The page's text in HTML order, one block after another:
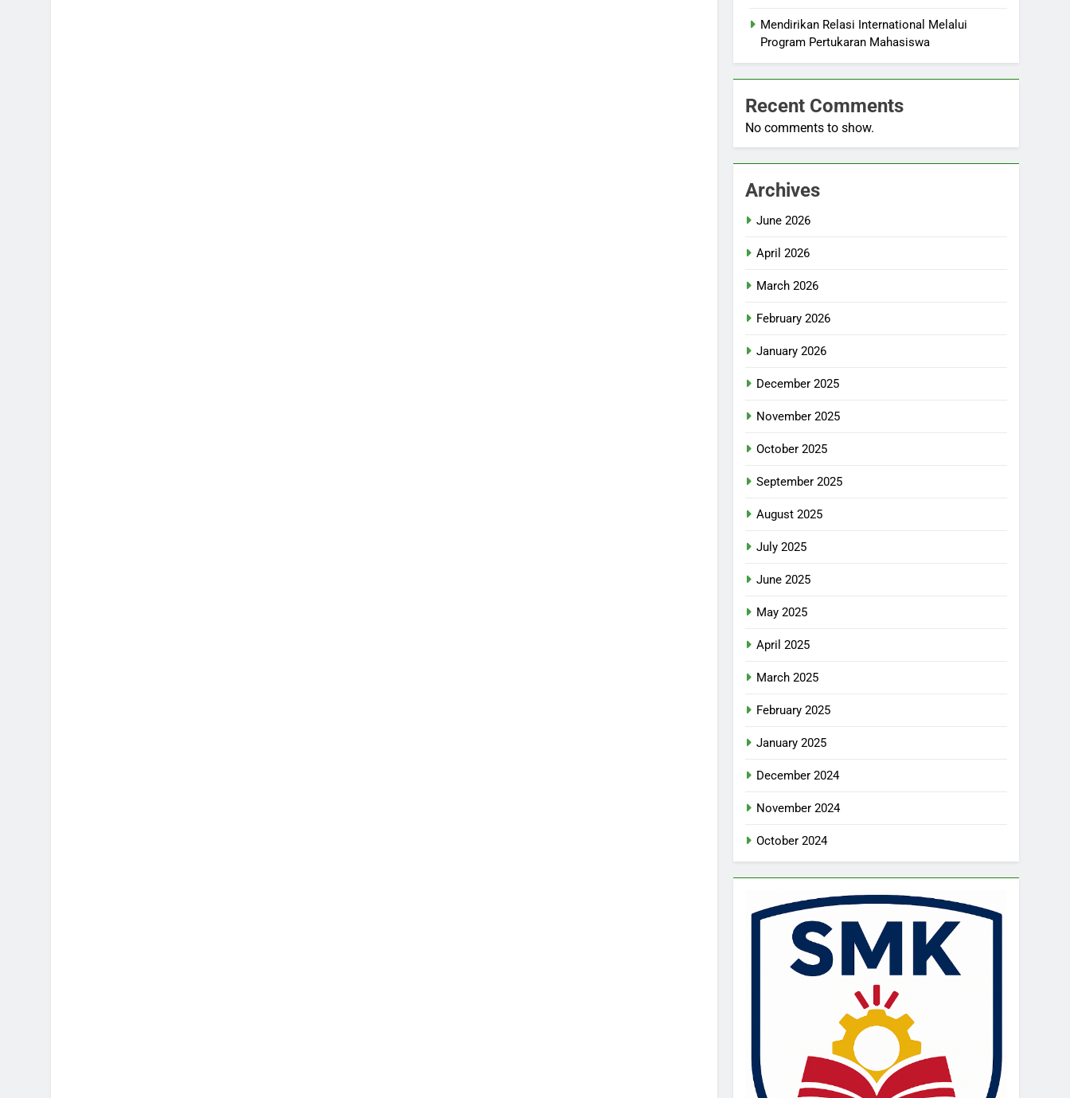
Mendirikan Relasi International Melalui
Program Pertukaran Mahasiswa
Recent Comments
No comments to show.
Archives
June 2026
April 2026
March 2026
February 2026
January 2026
December 2025
November 2025
October 2025
September 2025
August 2025
July 2025
June 2025
May 2025
April 2025
March 2025
February 2025
January 2025
December 2024
November 2024
October 2024